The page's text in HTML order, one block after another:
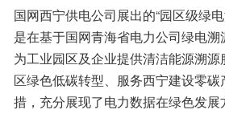
国网西宁供电公司展出的“园区级绿
是在基于国网青海省电力公司绿电溯
为工业园区及企业提供清洁能源溯
区绿色低碳转型、服务西宁建设零
措，充分展现了电力数据在绿色发展